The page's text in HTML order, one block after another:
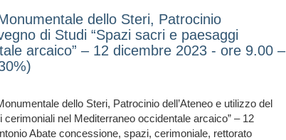
dello Steri, Patrocinio
di Studi “Spazi sacri e paesaggi
arcaico” – 12 dicembre 2023 - ore 9.00 –
dello Steri, Patrocinio dell’Ateneo e utilizzo del
cerimoniali nel Mediterraneo occidentale arcaico” – 12
Abate concessione, spazi, cerimoniale, rettorato